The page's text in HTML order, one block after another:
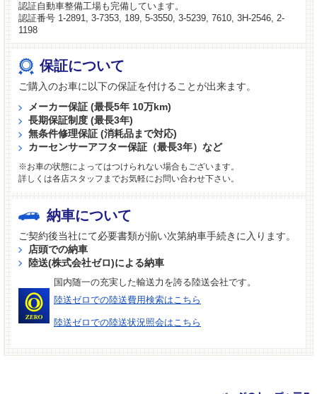
認証自動車整備工場も完備しています。
認証番号 1-2891, 3-7353, 189, 5-3550, 3-5239, 7610, 3H-2546, 2-
1198
保証について
ご購入のお車に以下の保証を付けることが出来ます。
メーカー保証 (最長5年 10万km)
長期保証制度 (最長3年)
無条件修理保証 (消耗品まで対応)
カーセンサーアフター保証（最長3年）など
※お車の状態によってはつけられない場合もございます。
詳しくは各店スタッフまでお気軽にお問い合わせ下さい。
納車について
ご契約後当社にて必要書類が揃い次第納車手続きに入ります。
店頭での納車
陸送(株式会社ゼロ)による納車
国内随一の充実した輸送力を誇る陸送会社です。
陸送ゼロでの陸送費用検索はこちら
陸送ゼロでの陸送状況照会はこちら